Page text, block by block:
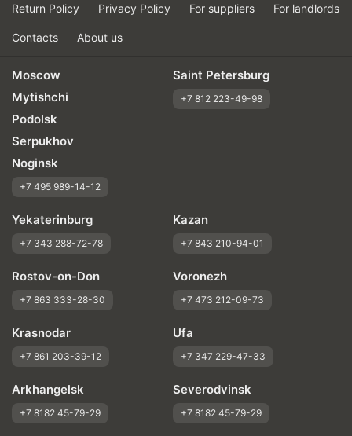
Return Policy Privacy Policy For suppliers For landlords
Contacts About us
Moscow
Mytishchi
Podolsk
Serpukhov
Noginsk
+7 495 989-14-12
Saint Petersburg
+7 812 223-49-98
Yekaterinburg
+7 343 288-72-78
Kazan
+7 843 210-94-01
Rostov-on-Don
+7 863 333-28-30
Voronezh
+7 473 212-09-73
Krasnodar
+7 861 203-39-12
Ufa
+7 347 229-47-33
Arkhangelsk
+7 8182 45-79-29
Severodvinsk
+7 8182 45-79-29